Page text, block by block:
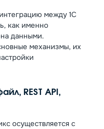
между 1С
как именно
данными.
механизмы, их
REST API,
осуществляется с